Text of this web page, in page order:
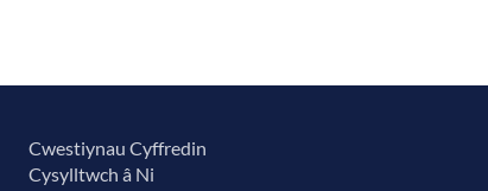
Cwestiynau Cyffredin
Cysylltwch â Ni